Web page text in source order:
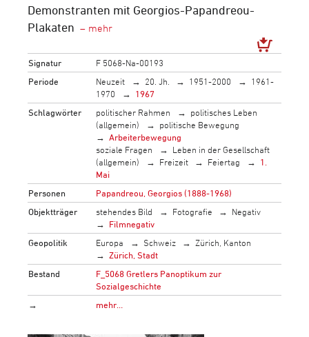
Demonstranten mit Georgios-Papandreou-
Plakaten
Signatur
F 5068-Na-00193
Periode
Neuzeit 20. Jh. 1951-2000
1961-
1970
1967
Schlagwörter
politischer Rahmen
politisches Leben
(allgemein)
politische Bewegung
Arbeiterbewegung
soziale Fragen
Leben in der Gesellschaft
(allgemein)
Freizeit Feiertag
1.
Mai
Personen
Papandreou, Georgios (1888-1968)
Objektträger
stehendes Bild Fotografie
Negativ
Filmnegativ
Geopolitik
Europa Schweiz
Zürich, Kanton
Zürich, Stadt
Bestand
F_5068 Gretlers Panoptikum zur
Sozialgeschichte
→
mehr…